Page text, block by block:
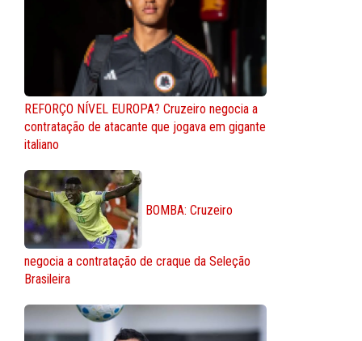
REFORÇO NÍVEL EUROPA? Cruzeiro negocia a
contratação de atacante que jogava em gigante
italiano
BOMBA: Cruzeiro
negocia a contratação de craque da Seleção
Brasileira